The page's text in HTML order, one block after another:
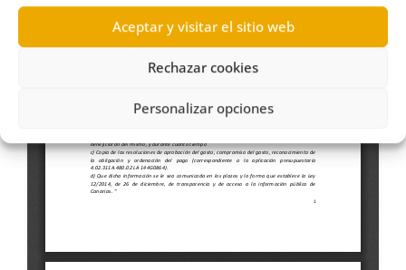
Aceptar y visitar el sitio web
Rechazar cookies
Personalizar opciones